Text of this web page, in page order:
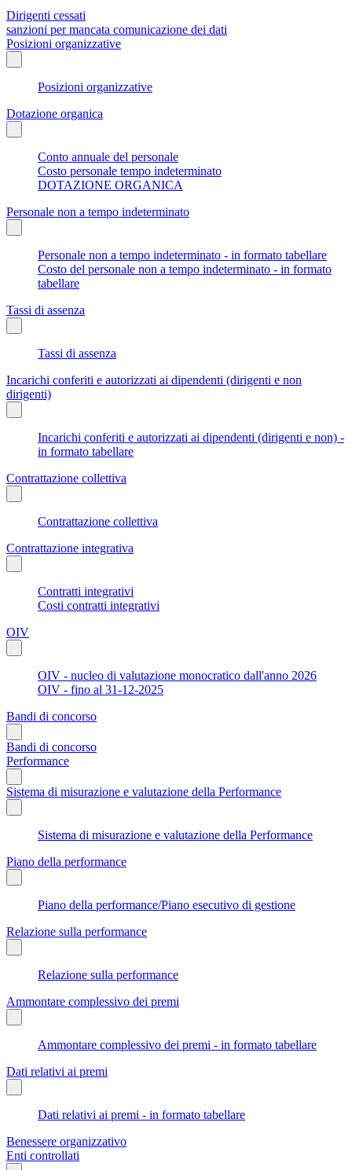
Dirigenti cessati
sanzioni per mancata comunicazione dei dati
Posizioni organizzative
Posizioni organizzative
Dotazione organica
Conto annuale del personale
Costo personale tempo indeterminato
DOTAZIONE ORGANICA
Personale non a tempo indeterminato
Personale non a tempo indeterminato - in formato tabellare
Costo del personale non a tempo indeterminato - in formato
tabellare
Tassi di assenza
Tassi di assenza
Incarichi conferiti e autorizzati ai dipendenti (dirigenti e non
dirigenti)
Incarichi conferiti e autorizzati ai dipendenti (dirigenti e non) -
in formato tabellare
Contrattazione collettiva
Contrattazione collettiva
Contrattazione integrativa
Contratti integrativi
Costi contratti integrativi
OIV
OIV - nucleo di valutazione monocratico dall'anno 2026
OIV - fino al 31-12-2025
Bandi di concorso
Bandi di concorso
Performance
Sistema di misurazione e valutazione della Performance
Sistema di misurazione e valutazione della Performance
Piano della performance
Piano della performance/Piano esecutivo di gestione
Relazione sulla performance
Relazione sulla performance
Ammontare complessivo dei premi
Ammontare complessivo dei premi - in formato tabellare
Dati relativi ai premi
Dati relativi ai premi - in formato tabellare
Benessere organizzativo
Enti controllati